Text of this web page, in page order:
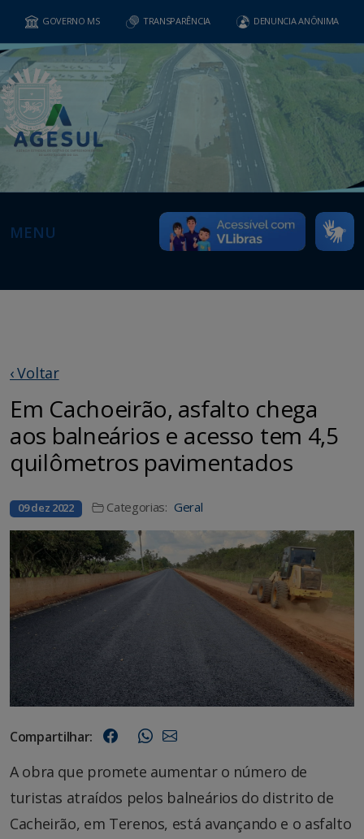
GOVERNO MS TRANSPARÊNCIA DENUNCIA ANÔNIMA
MENU
‹ Voltar
Em Cachoeirão, asfalto chega
aos balneários e acesso tem 4,5
quilômetros pavimentados
09 dez 2022 Categorias: Geral
Compartilhar:
A obra que promete aumentar o número de
turistas atraídos pelos balneários do distrito de
Cacheirão, em Terenos, está avançando e o asfalto